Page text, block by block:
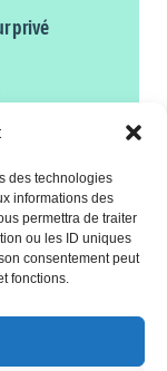
des technologies
informations des
permettra de traiter
ou les ID uniques
consentement peut
fonctions.
privé
publique